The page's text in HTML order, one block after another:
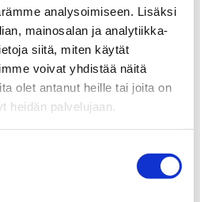
analysoimiseen. Lisäksi
mainosalan ja analytiikka-
siitä, miten käytät
voivat yhdistää näitä
olet antanut heille tai joita on
heidän palvelujaan.
ovat solmineet
myötä PyhäNetin
ja tv-palvelut ovat
Elisan
Haapajärvellä.
ovat aiemmin olleet
vain PyhäNetin